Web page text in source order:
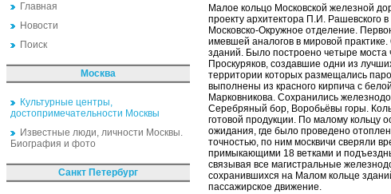
Главная
Новости
Поиск
Москва
Культурные центры,
достопримечательности Москвы
Известные люди, личности Москвы.
Биография и фото
Санкт Петербург
Малое кольцо Московской железной
проекту архитектора П.И. Рашевского
Московско-Окружное отделение.
имевшей аналогов в мировой
зданий. Было построено четыре моста
Проскуряков, создавшие одни из
территории которых размещались
выполнены из красного кирпича с
Марковникова. Сохранились
Серебряный бор, Воробьёвы горы.
готовой продукции. По малому кольцу
ожидания, где было проведено
точностью, по ним москвичи сверяли
примыкающими 18 ветками и
связывая все магистральные
сохранившихся на Малом кольце
пассажирское движение.